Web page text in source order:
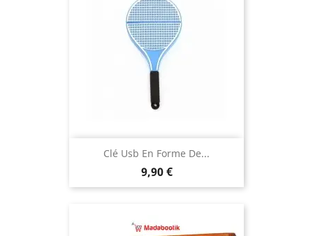
Clé Usb En Forme De...
Prix
9,90 €